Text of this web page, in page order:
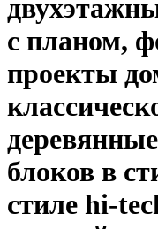
с планом,
проекты
блоков в
стиле hi-